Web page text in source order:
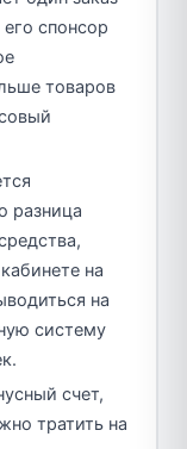
спонсор
товаров
разница
на
на
систему
счет,
тратить на